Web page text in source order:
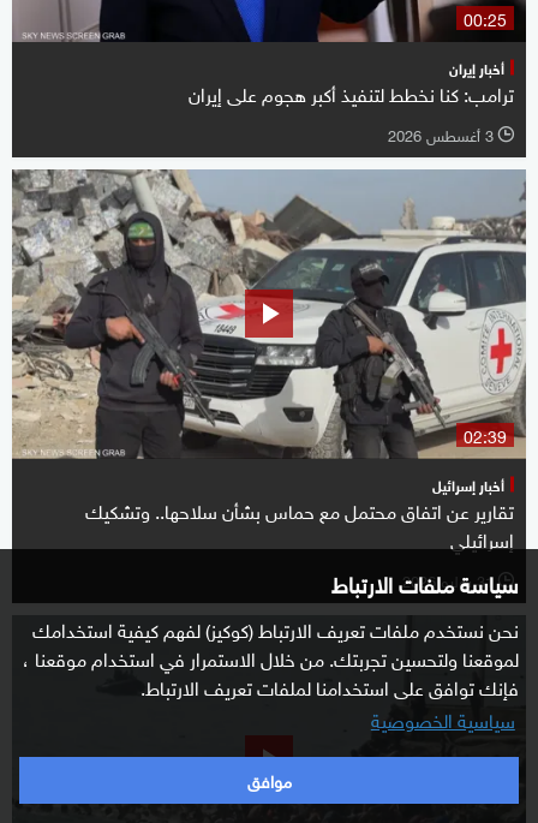
سياسة ملفات الارتباط
نحن نستخدم ملفات تعريف الارتباط (كوكيز) لفهم كيفية استخدامك
لموقعنا ولتحسين تجربتك. من خلال الاستمرار في استخدام موقعنا ،
فإنك توافق على استخدامنا لملفات تعريف الارتباط.
سياسية الخصوصية
موافق
00:25
أخبار إيران
ترامب: كنا نخطط لتنفيذ أكبر هجوم على إيران
l 3 أغسطس 2026
02:39
أخبار إسرائيل
تقارير عن اتفاق محتمل مع حماس بشأن سلاحها.. وتشكيك
إسرائيلي
l 31 يوليو 2026